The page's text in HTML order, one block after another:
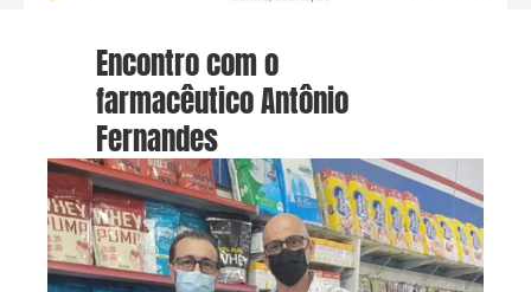
Encontro com o
farmacêutico Antônio
Fernandes